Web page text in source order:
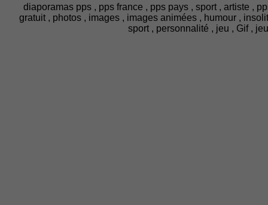
diaporamas pps , pps france , pps pays , sport , artiste ,
gratuit , photos , images , images animées , humour ,
sport , personnalité , jeu , Gif ,